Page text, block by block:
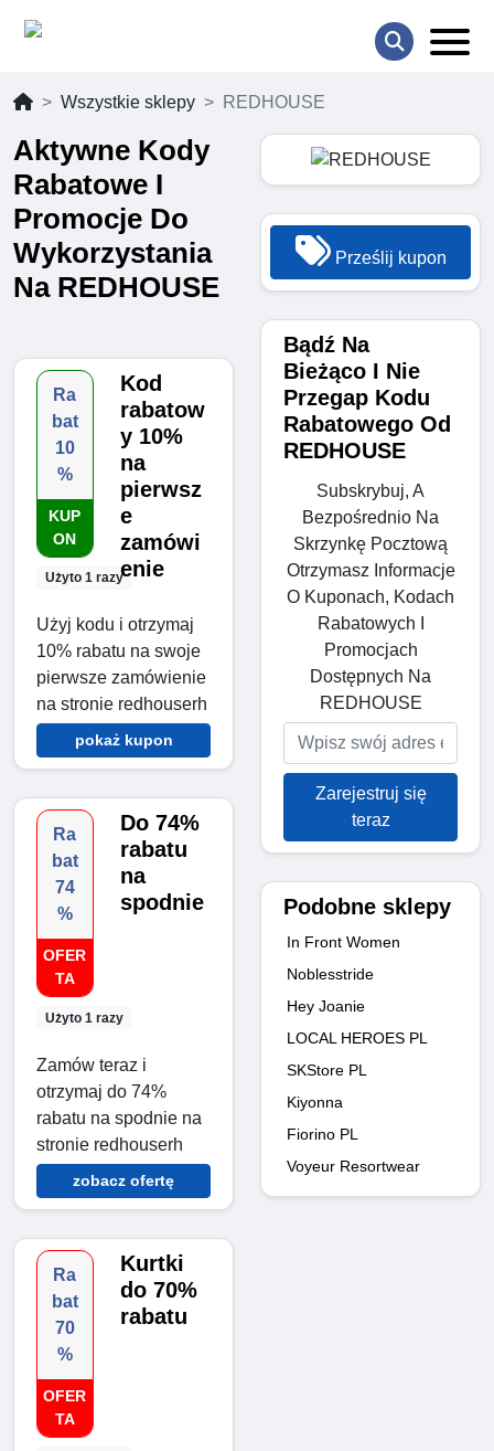
Wszystkie sklepy REDHOUSE
Aktywne Kody
Rabatowe I
Promocje Do
Wykorzystania
Na REDHOUSE
Ra
bat
10
%
KUP
ON
Użyto 1 razy
Kod
rabatow
y 10%
na
pierwsz
e
zamówi
enie
Użyj kodu i otrzymaj
10% rabatu na swoje
pierwsze zamówienie
na stronie redhouserh
pokaż kupon
Ra
bat
74
%
OFER
TA
Użyto 1 razy
Do 74%
rabatu
na
spodnie
Zamów teraz i
otrzymaj do 74%
rabatu na spodnie na
stronie redhouserh
zobacz ofertę
Ra
bat
70
%
OFER
TA
Kurtki
do 70%
rabatu
Prześlij kupon
Bądź Na
Bieżąco I Nie
Przegap Kodu
Rabatowego Od
REDHOUSE
Subskrybuj, A
Bezpośrednio Na
Skrzynkę Pocztową
Otrzymasz Informacje
O Kuponach, Kodach
Rabatowych I
Promocjach
Dostępnych Na
REDHOUSE
Zarejestruj się
teraz
Podobne sklepy
In Front Women
Noblesstride
Hey Joanie
LOCAL HEROES PL
SKStore PL
Kiyonna
Fiorino PL
Voyeur Resortwear